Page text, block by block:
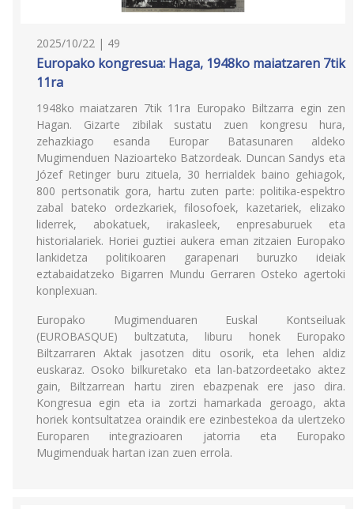
2025/10/22 | 49
Europako kongresua: Haga, 1948ko maiatzaren 7tik
11ra
1948ko maiatzaren 7tik 11ra Europako Biltzarra egin zen
Hagan. Gizarte zibilak sustatu zuen kongresu hura,
zehazkiago esanda Europar Batasunaren aldeko
Mugimenduen Nazioarteko Batzordeak. Duncan Sandys eta
Józef Retinger buru zituela, 30 herrialdek baino gehiagok,
800 pertsonatik gora, hartu zuten parte: politika-espektro
zabal bateko ordezkariek, filosofoek, kazetariek, elizako
liderrek, abokatuek, irakasleek, enpresaburuek eta
historialariek. Horiei guztiei aukera eman zitzaien Europako
lankidetza politikoaren garapenari buruzko ideiak
eztabaidatzeko Bigarren Mundu Gerraren Osteko agertoki
konplexuan.
Europako Mugimenduaren Euskal Kontseiluak
(EUROBASQUE) bultzatuta, liburu honek Europako
Biltzarraren Aktak jasotzen ditu osorik, eta lehen aldiz
euskaraz. Osoko bilkuretako eta lan-batzordeetako aktez
gain, Biltzarrean hartu ziren ebazpenak ere jaso dira.
Kongresua egin eta ia zortzi hamarkada geroago, akta
horiek kontsultatzea oraindik ere ezinbestekoa da ulertzeko
Europaren integrazioaren jatorria eta Europako
Mugimenduak hartan izan zuen errola.